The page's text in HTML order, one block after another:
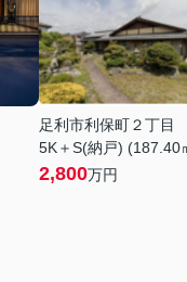
足利市利保町２丁目
5K＋S(納戸) (187.40
2,800万円